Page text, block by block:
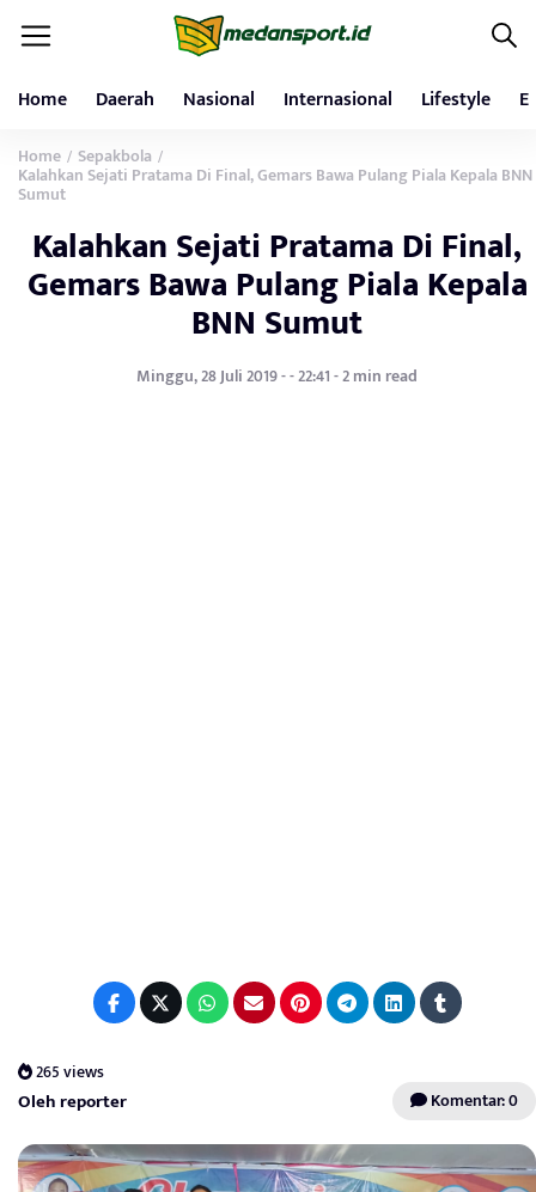
Home Daerah Nasional Internasional Lifestyle
Home / Sepakbola /
Kalahkan Sejati Pratama Di Final, Gemars Bawa Pulang Piala Kepala BNN
Sumut
Kalahkan Sejati Pratama Di Final,
Gemars Bawa Pulang Piala Kepala
BNN Sumut
Minggu, 28 Juli 2019 - - 22:41 - 2 min read
265 views
Oleh reporter Komentar: 0